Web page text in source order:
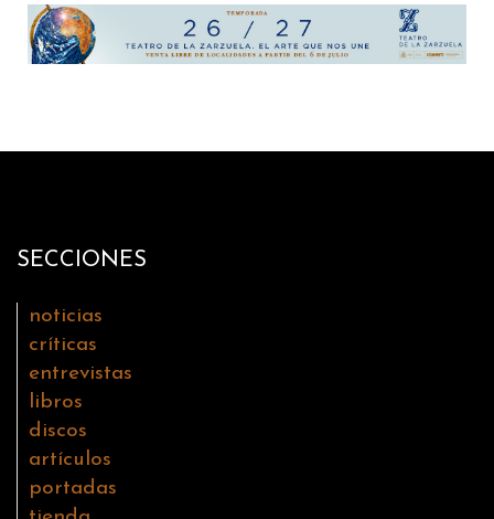
SECCIONES
noticias
críticas
entrevistas
libros
discos
artículos
portadas